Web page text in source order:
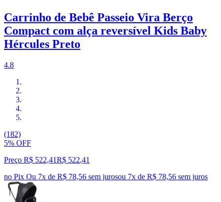
Carrinho de Bebê Passeio Vira Berço
Compact com alça reversível Kids Baby
Hércules Preto
4.8
(182)
5% OFF
Preço R$ 522,41R$ 522,41
no Pix Ou 7x de R$ 78,56 sem jurosou 7x de R$ 78,56 sem juros